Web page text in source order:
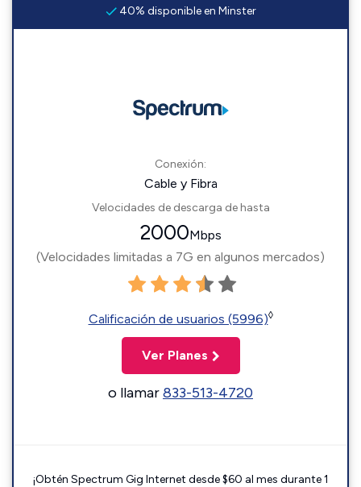
40% disponible en Minster
Conexión:
Cable y Fibra
Velocidades de descarga de hasta
2000Mbps
(Velocidades limitadas a 7G en algunos mercados)
Calificación de usuarios (5996)◊
Ver Planes
o llamar833-513-4720
¡Obtén Spectrum Gig Internet desde $60 al mes durante 1